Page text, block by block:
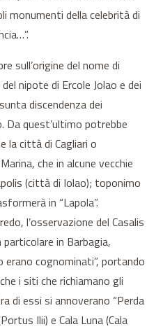
monumenti della celebrità di
sull’origine del nome di
nipote di Ercole Jolao e dei
discendenza dei
Da quest’ultimo potrebbe
la città di Cagliari o
che in alcune vecchie
(città di Iolao); toponimo
in “Lapola”.
l’osservazione del Casalis
in Barbagia,
erano cognominati”, portando
i siti che richiamano gli
di essi si annoverano “Perda
Ilii) e Cala Luna (Cala